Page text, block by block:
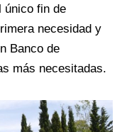
único fin de
necesidad y
Banco de
más necesitadas.